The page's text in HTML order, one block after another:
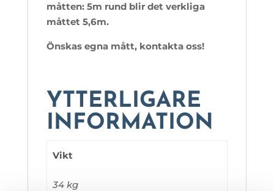
måtten: 5m rund blir det verkliga
måttet 5,6m.
Önskas egna mått, kontakta oss!
YTTERLIGARE
INFORMATION
Vikt
34 kg